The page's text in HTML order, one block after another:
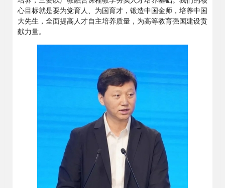
心目标就是要为党育人、为国育才，锻造中国金师，培养中国
大先生，全面提高人才自主培养质量，为高等教育强国建设贡
献力量。